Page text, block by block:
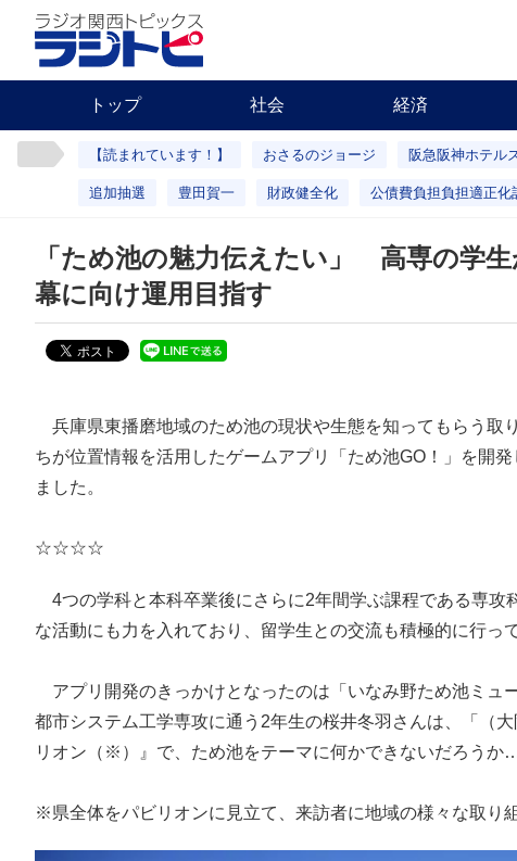
トップ 社会 経済
【読まれています！】 おさるのジョージ 阪急阪神ホテル
追加抽選 豊田賀一 財政健全化 公債費負担負担適正化
「ため池の魅力伝えたい」 高専の学
幕に向け運用目指す
兵庫県東播磨地域のため池の現状や生態を知ってもらう取
ちが位置情報を活用したゲームアプリ「ため池GO！」を開
ました。
☆☆☆☆
4つの学科と本科卒業後にさらに2年間学ぶ課程である専攻
な活動にも力を入れており、留学生との交流も積極的に行っ
アプリ開発のきっかけとなったのは「いなみ野ため池ミュ
都市システム工学専攻に通う2年生の桜井冬羽さんは、「（
リオン（※）』で、ため池をテーマに何かできないだろう
※県全体をパビリオンに見立て、来訪者に地域の様々な取り